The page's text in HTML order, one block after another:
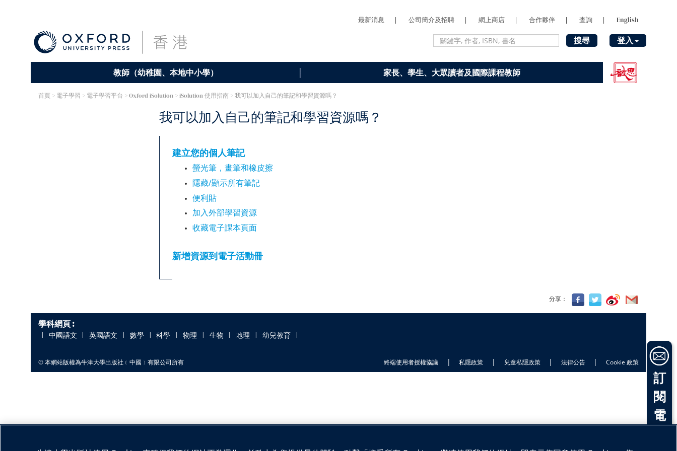
最新消息 | 公司簡介及招聘 | 網上商店 | 合作夥伴 | 查詢 | English
搜尋 登入
教師（幼稚園、本地中小學） 家長、學生、大眾讀者及國際課程教師
首頁 > 電子學習 > 電子學習平台 >Oxford iSolution >iSolution 使用指南 > 我可以加入自己的筆記和學習資源嗎？
我可以加入自己的筆記和學習資源嗎？
建立您的個人筆記
螢光筆，畫筆和橡皮擦
隱藏/顯示所有筆記
便利貼​
加入外部學習資源
收藏電子課本頁面
新增資源到電子活動冊
分享：
學科網頁 :
| 中國語文 | 英國語文 | 數學 | 科學 | 物理 | 生物 | 地理 | 幼兒教育 |
© 本網站版權為牛津大學出版社﹝中國﹞有限公司所有 終端使用者授權協議 | 私隱政策 | 兒童私隱政策 | 法律公告 | Cookie 政策
訂
閱
電